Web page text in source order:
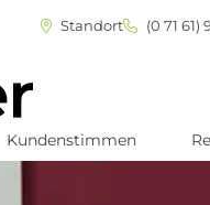
Standort (0 71 61)
Kundenstimmen